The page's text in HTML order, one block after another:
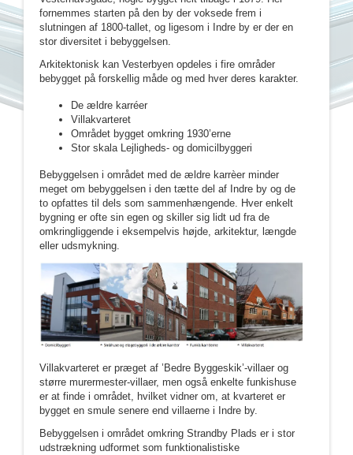
fornemmes starten på den by der voksede frem i
slutningen af 1800-tallet, og ligesom i Indre by er der en
stor diversitet i bebyggelsen.
Arkitektonisk kan Vesterbyen opdeles i fire områder
bebygget på forskellig måde og med hver deres karakter.
De ældre karréer
Villakvarteret
Området bygget omkring 1930’erne
Stor skala Lejligheds- og domicilbyggeri
Bebyggelsen i området med de ældre karrèer minder
meget om bebyggelsen i den tætte del af Indre by og de
to opfattes til dels som sammenhængende. Hver enkelt
bygning er ofte sin egen og skiller sig lidt ud fra de
omkringliggende i eksempelvis højde, arkitektur, længde
eller udsmykning.
Villakvarteret er præget af ’Bedre Byggeskik’-villaer og
større murermester-villaer, men også enkelte funkishuse
er at finde i området, hvilket vidner om, at kvarteret er
bygget en smule senere end villaerne i Indre by.
Bebyggelsen i området omkring Strandby Plads er i stor
udstrækning udformet som funktionalistiske